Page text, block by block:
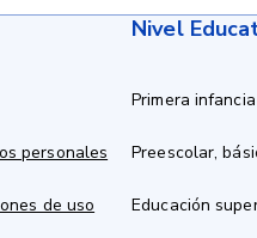
personales
de uso
Nivel
Primera infancia
Preescolar,
Educación